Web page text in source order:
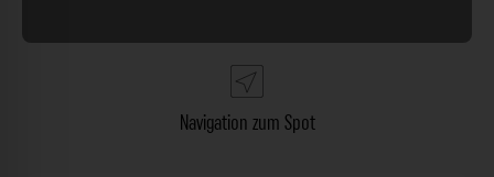
Navigation zum Spot